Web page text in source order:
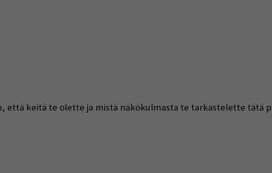
että keitä te olette ja mistä näkökulmasta te tarkastelette tätä